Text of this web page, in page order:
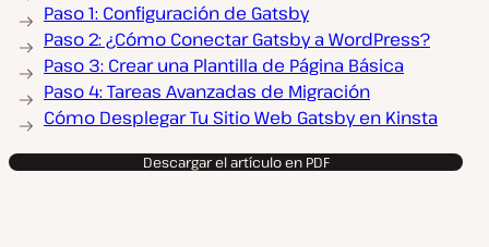
Paso 1: Configuración de Gatsby
Paso 2: ¿Cómo Conectar Gatsby a WordPress?
Paso 3: Crear una Plantilla de Página Básica
Paso 4: Tareas Avanzadas de Migración
Cómo Desplegar Tu Sitio Web Gatsby en Kinsta
Descargar el artículo en PDF